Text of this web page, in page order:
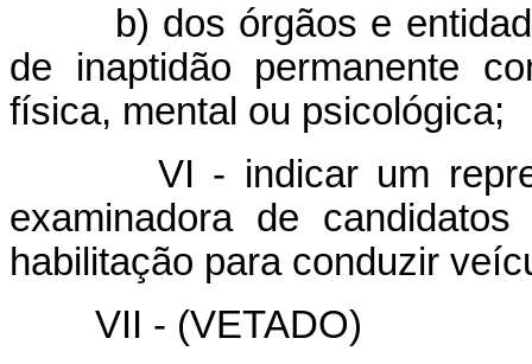
b) dos órgãos e
de inaptidão permanente
física, mental ou psicológica;
VI - indicar um
examinadora de
habilitação para conduzir
VII - (VETADO)